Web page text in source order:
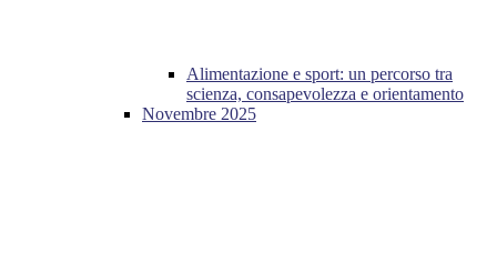
Alimentazione e sport: un percorso tra
scienza, consapevolezza e orientamento
Novembre 2025